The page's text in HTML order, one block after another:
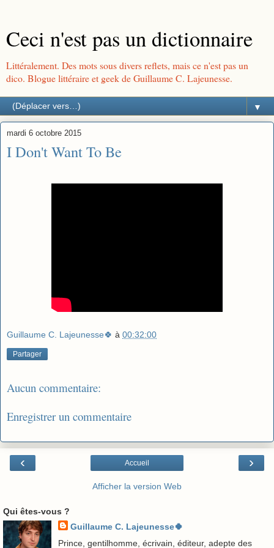
Ceci n'est pas un dictionnaire
Littéralement. Des mots sous divers reflets, mais ce n'est pas un
dico. Blogue littéraire et geek de Guillaume C. Lajeunesse.
▼
mardi 6 octobre 2015
I Don't Want To Be
Guillaume C. Lajeunesse🍀 à 00:32:00
Partager
Aucun commentaire:
Enregistrer un commentaire
‹ ›
Accueil
Afficher la version Web
Qui êtes-vous ?
Guillaume C. Lajeunesse🍀
Prince, gentilhomme, écrivain, éditeur, adepte des